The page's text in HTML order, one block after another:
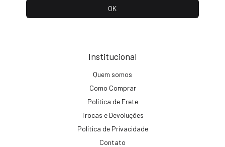
Institucional
Quem somos
Como Comprar
Política de Frete
Trocas e Devoluções
Política de Privacidade
Contato